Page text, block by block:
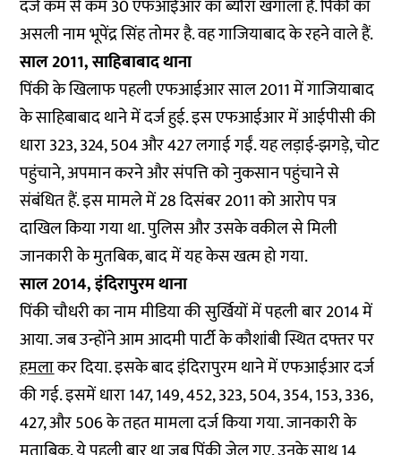
दर्ज कम से कम 30 एफआईआर का ब्यौरा खंगाला है. पिंकी का
असली नाम भूपेंद्र सिंह तोमर है. वह गाजियाबाद के रहने वाले हैं.
साल 2011, साहिबाबाद थाना
पिंकी के खिलाफ पहली एफआईआर साल 2011 में गाजियाबाद
के साहिबाबाद थाने में दर्ज हुई. इस एफआईआर में आईपीसी की
धारा 323, 324, 504 और 427 लगाई गईं. यह लड़ाई-झगड़े, चोट
पहुंचाने, अपमान करने और संपत्ति को नुकसान पहुंचाने से
संबंधित हैं. इस मामले में 28 दिसंबर 2011 को आरोप पत्र
दाखिल किया गया था. पुलिस और उसके वकील से मिली
जानकारी के मुतबिक, बाद में यह केस खत्म हो गया.
साल 2014, इंदिरापुरम थाना
पिंकी चौधरी का नाम मीडिया की सुर्खियों में पहली बार 2014 में
आया. जब उन्होंने आम आदमी पार्टी के कौशांबी स्थित दफ्तर पर
हमलाकर दिया. इसके बाद इंदिरापुरम थाने में एफआईआर दर्ज
की गई. इसमें धारा 147, 149, 452, 323, 504, 354, 153, 336,
427, और 506 के तहत मामला दर्ज किया गया. जानकारी के